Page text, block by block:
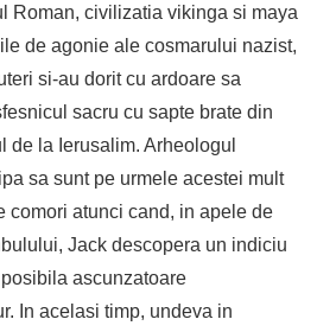
Roman, civilizatia vikinga si maya
de agonie ale cosmarului nazist,
si-au dorit cu ardoare sa
sacru cu sapte brate din
de la Ierusalim. Arheologul
sa sunt pe urmele acestei mult
comori atunci cand, in apele de
Jack descopera un indiciu
ascunzatoare
In acelasi timp, undeva in